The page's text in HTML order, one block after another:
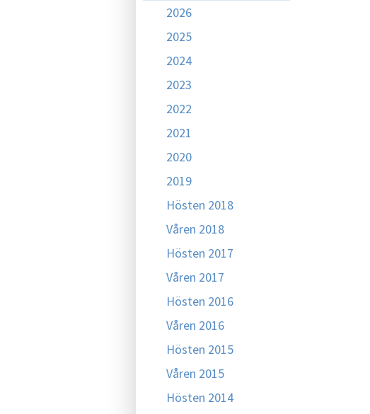
2026
2025
2024
2023
2022
2021
2020
2019
Hösten 2018
Våren 2018
Hösten 2017
Våren 2017
Hösten 2016
Våren 2016
Hösten 2015
Våren 2015
Hösten 2014